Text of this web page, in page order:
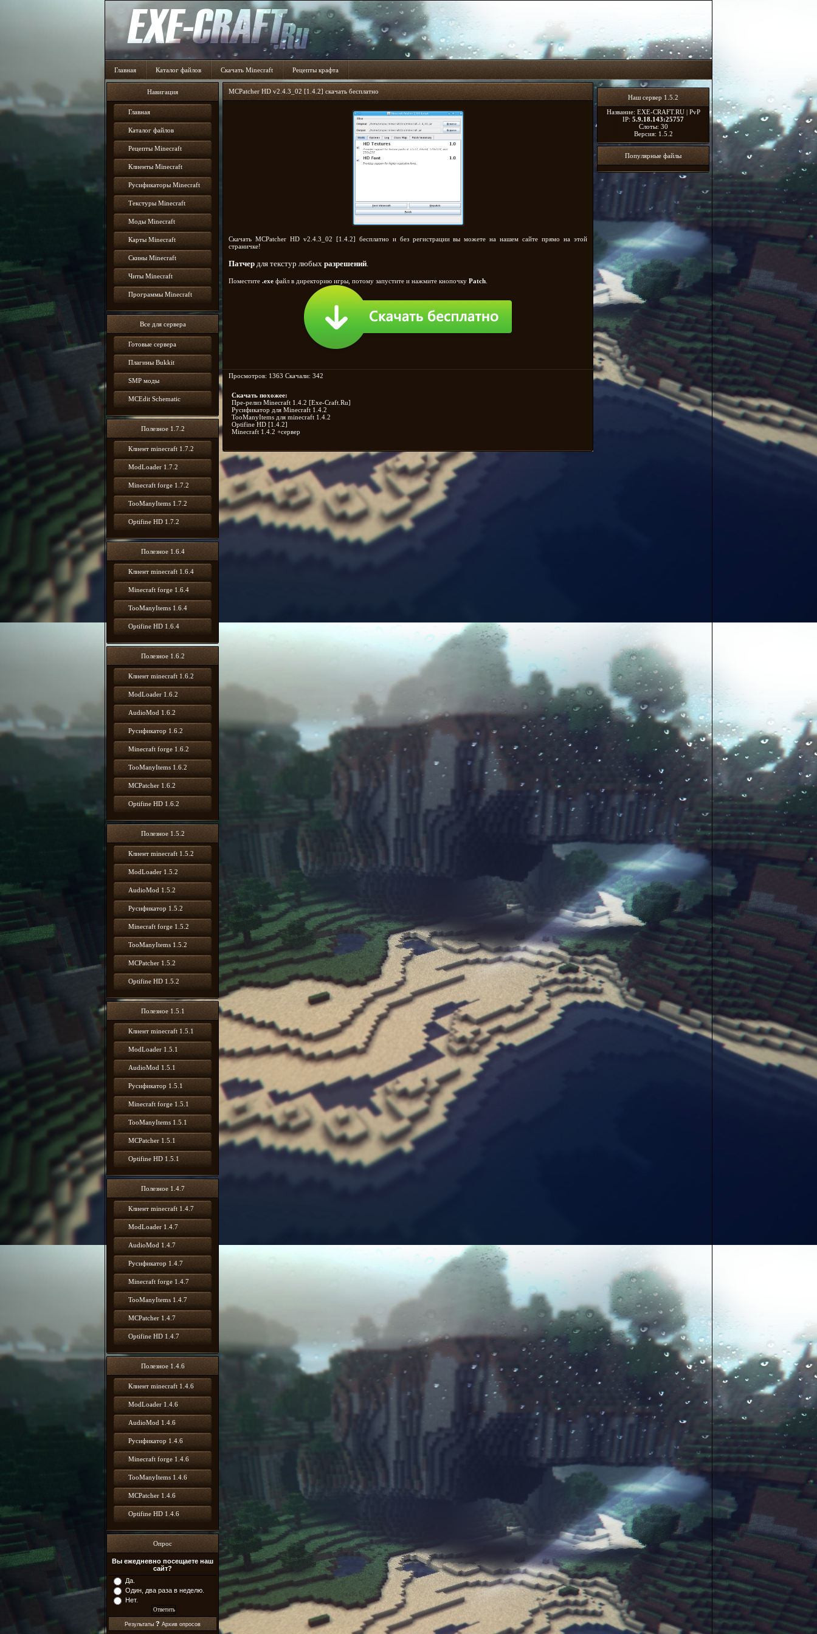
Главная Каталог файлов Скачать Minecraft Рецепты крафта
Навигация
Главная
Каталог файлов
Рецепты Minecraft
Клиенты Minecraft
Русификаторы Minecraft
Текстуры Minecraft
Моды Minecraft
Карты Minecraft
Скины Minecraft
Читы Minecraft
Программы Minecraft
Все для сервера
Готовые сервера
Плагины Bukkit
SMP моды
MCEdit Schematic
Полезное 1.7.2
Клиент minecraft 1.7.2
ModLoader 1.7.2
Minecraft forge 1.7.2
TooManyItems 1.7.2
Optifine HD 1.7.2
Полезное 1.6.4
Клиент minecraft 1.6.4
Minecraft forge 1.6.4
TooManyItems 1.6.4
Optifine HD 1.6.4
Полезное 1.6.2
Клиент minecraft 1.6.2
ModLoader 1.6.2
AudioMod 1.6.2
Русификатор 1.6.2
Minecraft forge 1.6.2
TooManyItems 1.6.2
MCPatcher 1.6.2
Optifine HD 1.6.2
Полезное 1.5.2
Клиент minecraft 1.5.2
ModLoader 1.5.2
AudioMod 1.5.2
Русификатор 1.5.2
Minecraft forge 1.5.2
TooManyItems 1.5.2
MCPatcher 1.5.2
Optifine HD 1.5.2
Полезное 1.5.1
Клиент minecraft 1.5.1
ModLoader 1.5.1
AudioMod 1.5.1
Русификатор 1.5.1
Minecraft forge 1.5.1
TooManyItems 1.5.1
MCPatcher 1.5.1
Optifine HD 1.5.1
Полезное 1.4.7
Клиент minecraft 1.4.7
ModLoader 1.4.7
AudioMod 1.4.7
Русификатор 1.4.7
Minecraft forge 1.4.7
TooManyItems 1.4.7
MCPatcher 1.4.7
Optifine HD 1.4.7
Полезное 1.4.6
Клиент minecraft 1.4.6
ModLoader 1.4.6
AudioMod 1.4.6
Русификатор 1.4.6
Minecraft forge 1.4.6
TooManyItems 1.4.6
MCPatcher 1.4.6
Optifine HD 1.4.6
Опрос
Вы ежедневно посещаете наш
сайт?
Да.
Один, два раза в неделю.
Нет.
Результаты ? Архив опросов
Наш сервер 1.5.2
Название: EXE-CRAFT.RU | PvP
IP: 5.9.18.143:25757
Слоты: 30
Версия: 1.5.2
Популярные файлы
MCPatcher HD v2.4.3_02 [1.4.2] скачать бесплатно
Скачать MCPatcher HD v2.4.3_02 [1.4.2] бесплатно и без регистрации вы можете на нашем сайте прямо на этой
страничке!
Патчер для текстур любых разрешений
Поместите .exe файл в директорию игры, потому запустите и нажмите кнопочку Patch
Просмотров: 1363 Скачали: 342
Скачать похожее:
Пре-релиз Minecraft 1.4.2 [Exe-Craft.Ru]
Русификатор для Minecraft 1.4.2
TooManyItems для minecraft 1.4.2
Optifine HD [1.4.2]
Minecraft 1.4.2 +сервер